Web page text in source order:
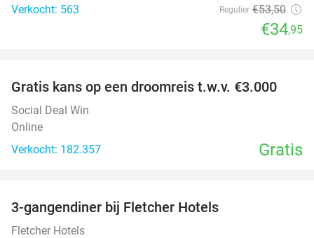
Verkocht: 563 Regulier €53,50
€34,95
Gratis kans op een droomreis t.w.v. €3.000
Social Deal Win
Online
Verkocht: 182.357
Gratis
3-gangendiner bij Fletcher Hotels
Fletcher Hotels